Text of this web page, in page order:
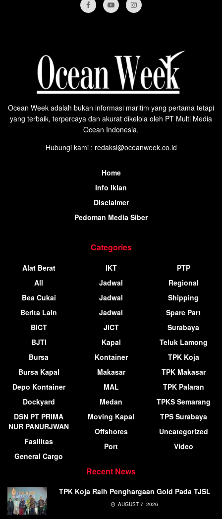
Ocean Week adalah bukan informasi maritim yang pertama tetapi
yang terbaik, terpercaya dan akurat dikelola oleh PT Multi Media
Ocean Indonesia.
Hubungi kami : redaksi@oceanweek.co.id
Home
Info Iklan
Disclaimer
Pedoman Media Siber
Categories
Alat Berat
All
Bea Cukai
Berita Lain
BICT
BJTI
Bursa
Bursa Kapal
Depo Kontainer
Dockyard
DSN PT PRIMA
NUR PANURJWAN
Fasilitas
General Cargo
IKT
Jadwal
Jadwal
Jadwal
JICT
Kapal
Kontainer
Makasar
MAL
Medan
Moving Kapal
Offshores
Port
PTP
Regional
Shipping
Spare Part
Surabaya
Teluk Lamong
TPK Koja
TPK Makasar
TPK Palaran
TPKS Semarang
TPS Surabaya
Uncategorized
Video
Recent News
TPK Koja Raih Penghargaan Gold Pada TJSL
AUGUST 7, 2026